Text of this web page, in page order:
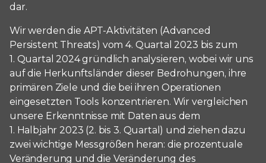
dar.
Wir werden die APT-Aktivitäten (Advanced
Persistent Threats) vom 4. Quartal 2023 bis zum
1. Quartal 2024 gründlich analysieren, wobei wir uns
auf die Herkunftsländer dieser Bedrohungen, ihre
primären Ziele und die bei ihren Operationen
eingesetzten Tools konzentrieren. Wir vergleichen
unsere Erkenntnisse mit Daten aus dem
1. Halbjahr 2023 (2. bis 3. Quartal) und ziehen dazu
zwei wichtige Messgrößen heran: die prozentuale
Veränderung und die Veränderung des